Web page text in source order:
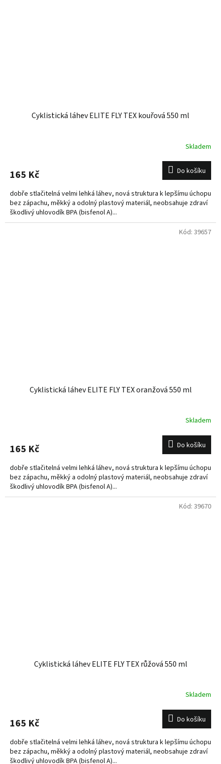
Cyklistická láhev ELITE FLY TEX kouřová 550 ml
Skladem
165 Kč Do košíku
dobře stlačitelná velmi lehká láhev, nová struktura k lepšímu úchopu
bez zápachu, měkký a odolný plastový materiál, neobsahuje zdraví
škodlivý uhlovodík BPA (bisfenol A)...
Cyklistická láhev ELITE FLY TEX oranžová 550 ml
Skladem
165 Kč Do košíku
dobře stlačitelná velmi lehká láhev, nová struktura k lepšímu úchopu
bez zápachu, měkký a odolný plastový materiál, neobsahuje zdraví
škodlivý uhlovodík BPA (bisfenol A)...
Kód: 39657
Cyklistická láhev ELITE FLY TEX růžová 550 ml
Skladem
165 Kč Do košíku
dobře stlačitelná velmi lehká láhev, nová struktura k lepšímu úchopu
bez zápachu, měkký a odolný plastový materiál, neobsahuje zdraví
škodlivý uhlovodík BPA (bisfenol A)...
Kód: 39670